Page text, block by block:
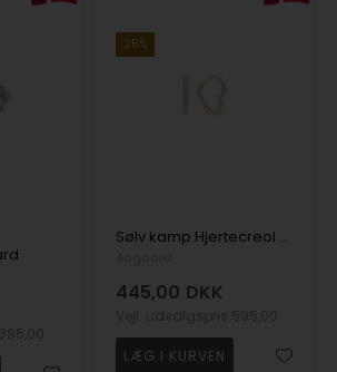
25%
Sølv kamp.Hjertecreol med cz, forg., fra Aagaard
445,00 DKK